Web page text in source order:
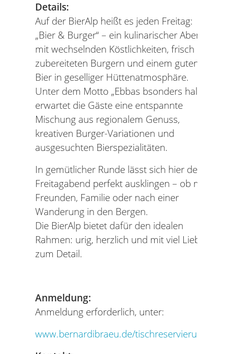
Details:
Auf der BierAlp heißt es jeden Freitag:
„Bier & Burger“ – ein kulinarischer Abend
mit wechselnden Köstlichkeiten, frisch
zubereiteten Burgern und einem guten
Bier in geselliger Hüttenatmosphäre.
Unter dem Motto „Ebbas bsonders halt!“
erwartet die Gäste eine entspannte
Mischung aus regionalem Genuss,
kreativen Burger-Variationen und
ausgesuchten Bierspezialitäten.
In gemütlicher Runde lässt sich hier der
Freitagabend perfekt ausklingen – ob mit
Freunden, Familie oder nach einer
Wanderung in den Bergen.
Die BierAlp bietet dafür den idealen
Rahmen: urig, herzlich und mit viel Liebe
zum Detail.
Anmeldung:
Anmeldung erforderlich, unter:
www.bernardibraeu.de/tischreservierung